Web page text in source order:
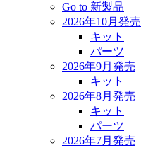
Go to 新製品
2026年10月発売
キット
パーツ
2026年9月発売
キット
2026年8月発売
キット
パーツ
2026年7月発売